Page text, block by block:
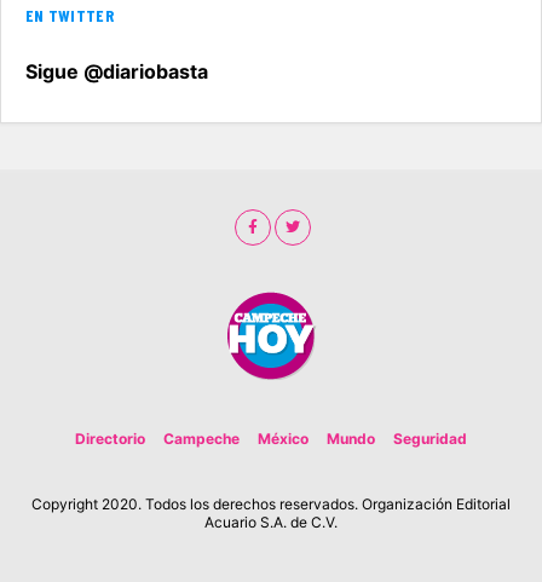
EN TWITTER
Sigue @diariobasta
Directorio Campeche México Mundo Seguridad
Copyright 2020. Todos los derechos reservados. Organización Editorial
Acuario S.A. de C.V.